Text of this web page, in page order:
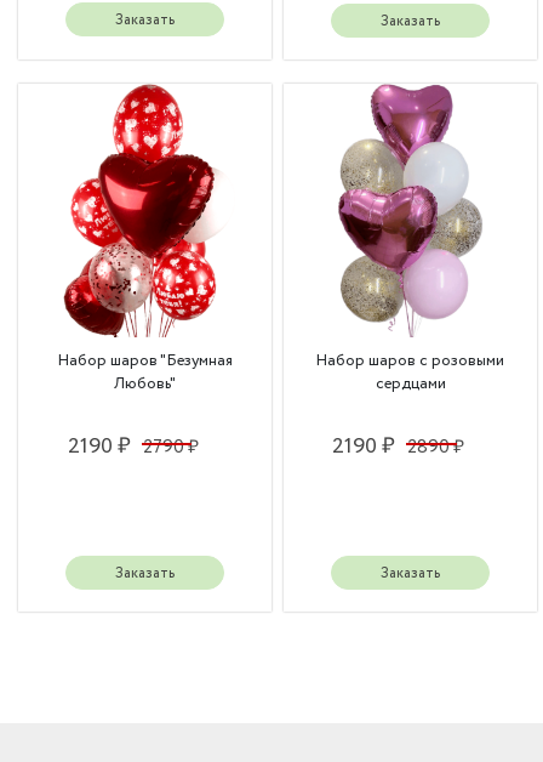
Заказать Заказать
Набор шаров "Безумная
Любовь"
2190 ₽ 2790 ₽
Заказать
Набор шаров с розовыми
сердцами
2190 ₽ 2890 ₽
Заказать